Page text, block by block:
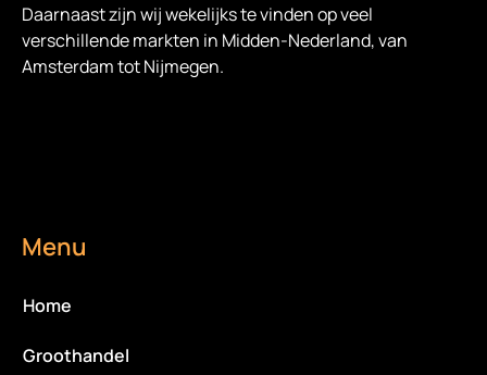
Daarnaast zijn wij wekelijks te vinden op veel
verschillende markten in Midden-Nederland, van
Amsterdam tot Nijmegen.
Menu
Home
Groothandel